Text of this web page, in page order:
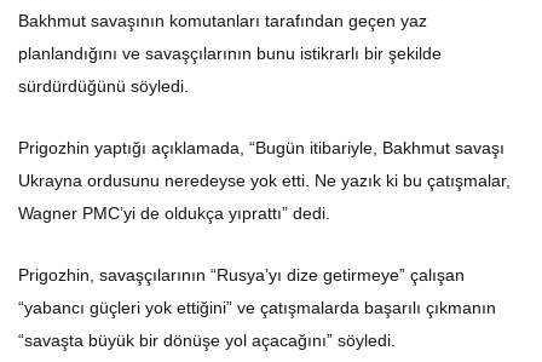
Bakhmut savaşının komutanları tarafından geçen yaz
planlandığını ve savaşçılarının bunu istikrarlı bir şekilde
sürdürdüğünü söyledi.
Prigozhin yaptığı açıklamada, “Bugün itibariyle, Bakhmut savaşı
Ukrayna ordusunu neredeyse yok etti. Ne yazık ki bu çatışmalar,
Wagner PMC’yi de oldukça yıprattı” dedi.
Prigozhin, savaşçılarının “Rusya’yı dize getirmeye” çalışan
“yabancı güçleri yok ettiğini” ve çatışmalarda başarılı çıkmanın
“savaşta büyük bir dönüşe yol açacağını” söyledi.